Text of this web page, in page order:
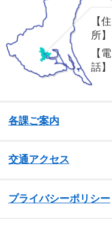
【住
所】
【電
話】
各課ご案内
交通アクセス
プライバシーポリシー